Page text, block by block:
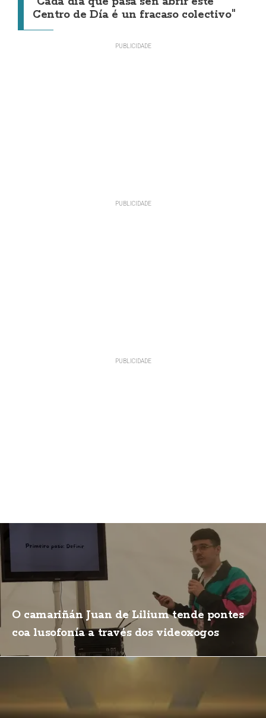
Centro de Día é un fracaso colectivo"
O camariñán Juan de Lilium tende pontes
coa lusofonía a través dos videoxogos